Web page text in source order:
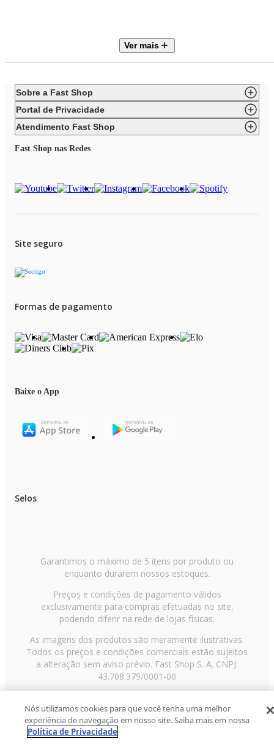
O interior curvado e a base arredondada desta panela tornam o preparo de
molhos uma tarefa fácil. Com a ajuda de um fouet, faça molhos bechamel
Ver mais
Sobre a Fast Shop
Portal de Privacidade
Atendimento Fast Shop
Fast Shop nas Redes
Site seguro
Formas de pagamento
Baixe o App
Selos
Garantimos o máximo de 5 itens por produto ou
enquanto durarem nossos estoques.
Preços e condições de pagamento válidos
exclusivamente para compras efetuadas no site,
podendo diferir na rede de lojas físicas.
As imagens dos produtos são meramente ilustrativas.
Todos os preços e condições comerciais estão sujeitos
a alteração sem aviso prévio. Fast Shop S. A. CNPJ:
43.708.379/0001-00
Paulo/SP, CEP 02029-001, Telefone: 11 3003-3728 ©
2013 Fast Shop - Todos os direitos reservadosRF
Nós utilizamos cookies para que você tenha uma melhor
experiência de navegação em nosso site. Saiba mais em nossa
Política de Privacidade